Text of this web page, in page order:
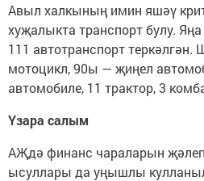
Авыл халкының имин яшәү
хуҗалыкта транспорт булу.
111 автотранспорт
мотоцикл, 90ы — җиңел
автомобиле, 11 трактор, 3
Үзара салым
АҖдә финанс чараларын
ысуллары да уңышлы